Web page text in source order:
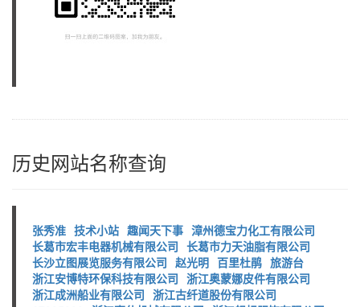
历史网站名称查询
张秀准 技术小站 趣闻天下事 漳州德宝力化工有限公司
长葛市宏丰电器机械有限公司 长葛市力天油脂有限公司
长沙立图展览服务有限公司 赵光明 百里杜鹃 旅游台
浙江安博特环保科技有限公司 浙江奥蒙娜皮件有限公司
浙江成洲船业有限公司 浙江古纤道股份有限公司